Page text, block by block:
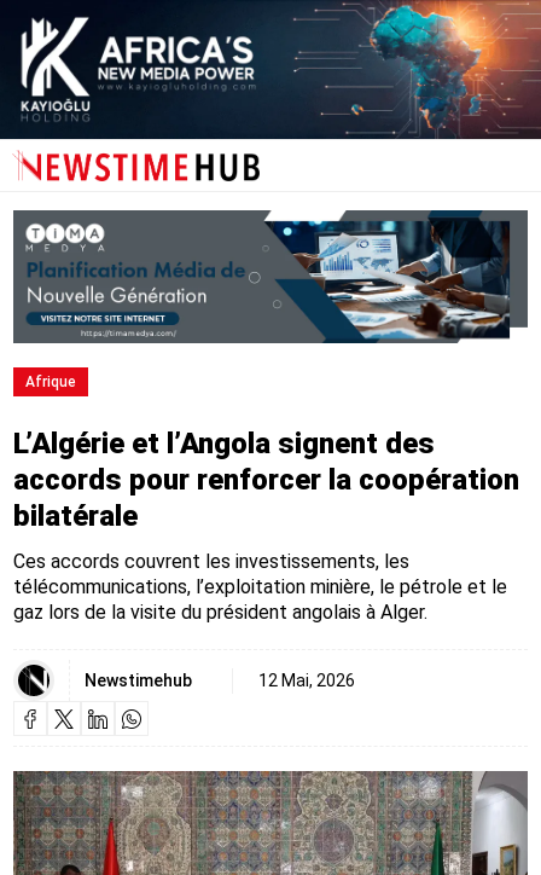
Afrique
L’Algérie et l’Angola signent des
accords pour renforcer la coopération
bilatérale
Ces accords couvrent les investissements, les
télécommunications, l’exploitation minière, le pétrole et le
gaz lors de la visite du président angolais à Alger.
Newstimehub 12 Mai, 2026